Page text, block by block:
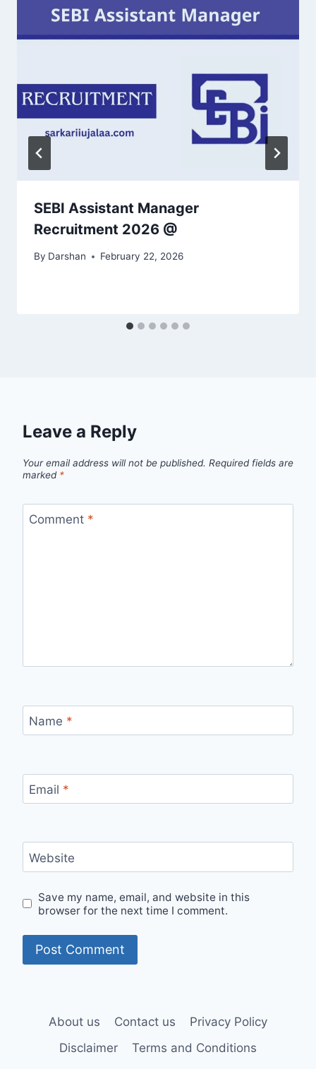
SEBI Assistant Manager
Recruitment 2026 @
By Darshan February 22, 2026
Leave a Reply
Your email address will not be published. Required fields are
marked *
Comment *
Name *
Email *
Website
Save my name, email, and website in this
browser for the next time I comment.
About us Contact us
Privacy Policy
Disclaimer
Terms and Conditions